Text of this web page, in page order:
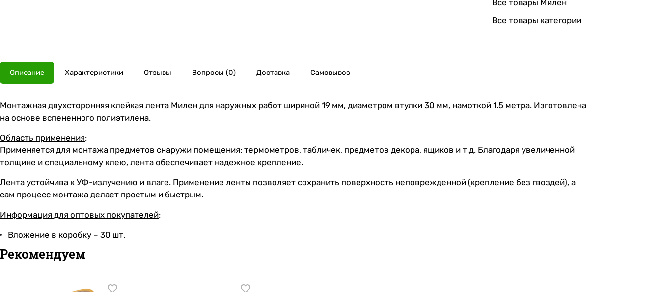
Все товары Милен
Все товары категории
Описание Характеристики Отзывы Вопросы (0) Доставка Самовывоз
Монтажная двухсторонняя клейкая лента Милен для наружных работ шириной 19 мм, диаметром втулки 30 мм, намоткой 1.5 метра. Изготовлена
на основе вспененного полиэтилена.
Область применения:
Применяется для монтажа предметов снаружи помещения: термометров, табличек, предметов декора, ящиков и т.д. Благодаря увеличенной
толщине и специальному клею, лента обеспечивает надежное крепление.
Лента устойчива к УФ-излучению и влаге. Применение ленты позволяет сохранить поверхность неповрежденной (крепление без гвоздей), а
сам процесс монтажа делает простым и быстрым.
Информация для оптовых покупателей:
Вложение в коробку – 30 шт.
Рекомендуем